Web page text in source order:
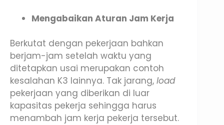
Mengabaikan Aturan Jam Kerja
Berkutat dengan pekerjaan bahkan
berjam-jam setelah waktu yang
ditetapkan usai merupakan contoh
kesalahan K3 lainnya. Tak jarang, load
pekerjaan yang diberikan di luar
kapasitas pekerja sehingga harus
menambah jam kerja pekerja tersebut.